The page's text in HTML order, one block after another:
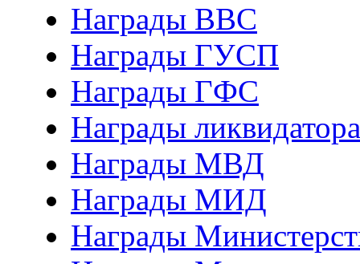
Награды ВВС
Награды ГУСП
Награды ГФС
Награды
Награды МВД
Награды МИД
Награды